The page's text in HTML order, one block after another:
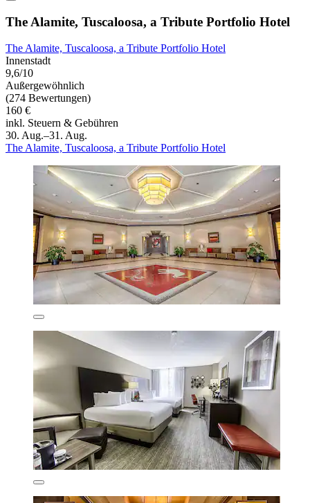
The Alamite, Tuscaloosa, a Tribute Portfolio Hotel
The Alamite, Tuscaloosa, a Tribute Portfolio Hotel
Innenstadt
9,6/10
Außergewöhnlich
(274 Bewertungen)
160 €
inkl. Steuern & Gebühren
30. Aug.–31. Aug.
The Alamite, Tuscaloosa, a Tribute Portfolio Hotel